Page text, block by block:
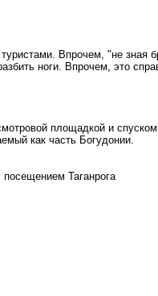
Впрочем, "не зная
ноги. Впрочем, это
площадкой и
как часть Богудонии.
Таганрога